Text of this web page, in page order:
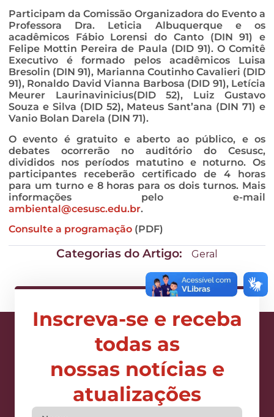
Participam da Comissão Organizadora do Evento a
Professora Dra. Leticia Albuquerque e os
acadêmicos Fábio Lorensi do Canto (DIN 91) e
Felipe Mottin Pereira de Paula (DID 91). O Comitê
Executivo é formado pelos acadêmicos Luisa
Bresolin (DIN 91), Marianna Coutinho Cavalieri (DID
91), Ronaldo David Vianna Barbosa (DID 91), Letícia
Meurer Laurinavinicius(DID 52), Luiz Gustavo
Souza e Silva (DID 52), Mateus Sant’ana (DIN 71) e
Vanio Bolan Darela (DIN 71).
O evento é gratuito e aberto ao público, e os
debates ocorrerão no auditório do Cesusc,
divididos nos períodos matutino e noturno. Os
participantes receberão certificado de 4 horas
para um turno e 8 horas para os dois turnos. Mais
informações pelo e-mail
ambiental@cesusc.edu.br.
Consulte a programação (PDF)
Categorias do Artigo: Geral
Inscreva-se e receba
todas as
nossas notícias e
atualizações